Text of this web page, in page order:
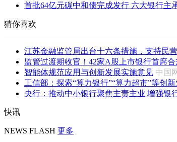
首批64亿元碳中和债完成发行 六大银行主
猜你喜欢
江苏金融监管局出台十六条措施，支持民
监管过渡期收官！42家A股上市银行首席
智能体规范应用与创新发展实施意见 中国
工信部：探索“算力银行”“算力超市”等创
央行：推动中小银行聚焦主责主业 增强银
快讯
NEWS FLASH 更多